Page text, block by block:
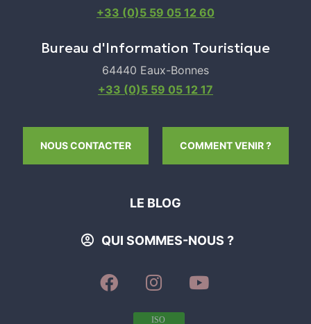
+33 (0)5 59 05 12 60
Bureau d'Information Touristique
64440 Eaux-Bonnes
+33 (0)5 59 05 12 17
NOUS CONTACTER COMMENT VENIR ?
LE BLOG
QUI SOMMES-NOUS ?
SUIVEZ-
NOUS
SUIVEZ-
NOUS